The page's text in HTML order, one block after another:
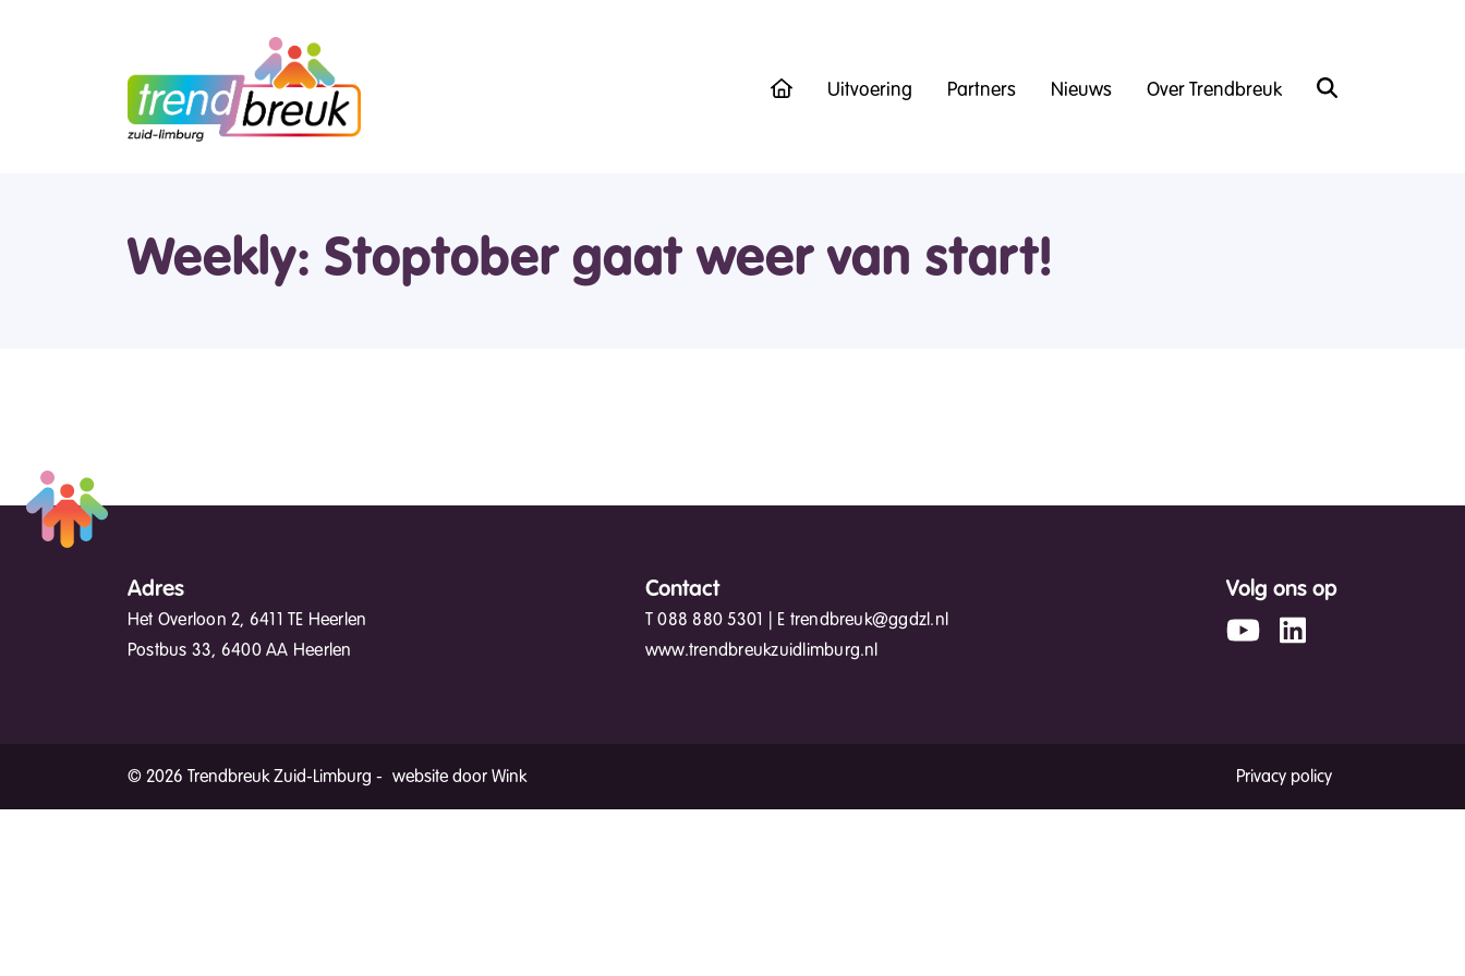
Uitvoering Partners Nieuws Over Trendbreuk
Weekly: Stoptober gaat weer van start!
Adres
Het Overloon 2, 6411 TE Heerlen
Postbus 33, 6400 AA Heerlen
Contact
T088 880 5301 | E trendbreuk@ggdzl.nl
www.trendbreukzuidlimburg.nl
Volg ons op
© 2026 Trendbreuk Zuid-Limburg - website door Wink Privacy policy